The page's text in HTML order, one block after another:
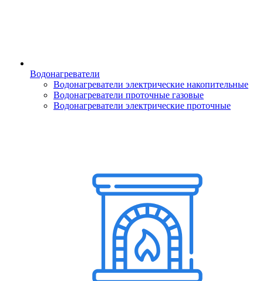
Водонагреватели
Водонагреватели электрические накопительные
Водонагреватели проточные газовые
Водонагреватели электрические проточные